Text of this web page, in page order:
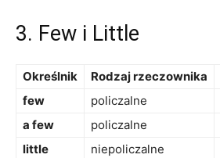
3. Few i Little
Określnik Rodzaj rzeczownika
few
policzalne
a few
policzalne
little
niepoliczalne